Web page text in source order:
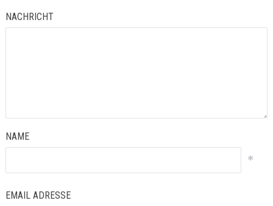
NACHRICHT
NAME
*
EMAIL ADRESSE